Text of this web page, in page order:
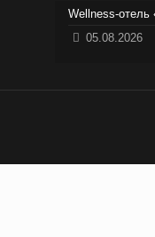
Wellness-
05.08.2026